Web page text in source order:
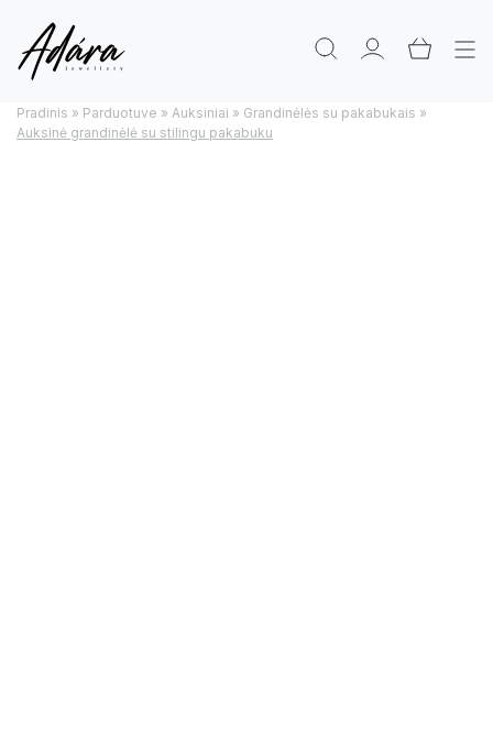
Pradinis » Parduotuve » Auksiniai » Grandinėlės su pakabukais »
Auksinė grandinėlė su stilingu pakabuku